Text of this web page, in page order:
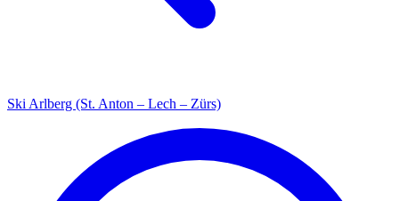
Ski Arlberg (St. Anton – Lech – Zürs)